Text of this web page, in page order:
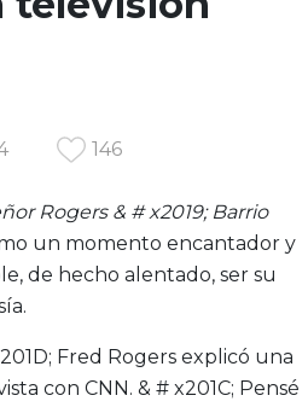
146
Rogers & # x2019; Barrio
un momento encantador y
de hecho alentado, ser su
Fred Rogers explicó una
con CNN. & # x201C; Pensé